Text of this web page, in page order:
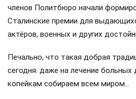
членов Политбюро начали
Сталинские премии для
актёров, военных и других
Печально, что такая добрая
сегодня: даже на лечение больных
копейкам собираем всем миром…